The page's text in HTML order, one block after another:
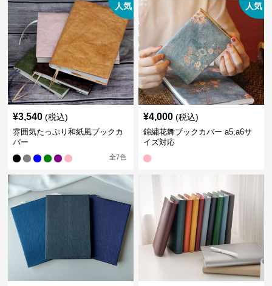
人気
¥3,540 (税込)
雰囲気たっぷり和紙風ブックカ
バー
全7色
人気
¥4,000 (税込)
錦繍花舞ブックカバー a5,a6サ
イズ対応